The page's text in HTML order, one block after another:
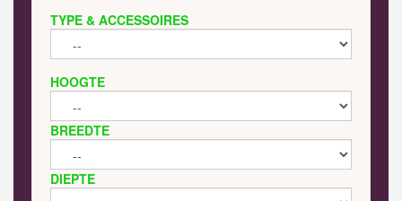
TYPE & ACCESSOIRES
HOOGTE
BREEDTE
DIEPTE